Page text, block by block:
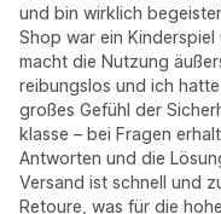
und bin wirklich
Shop war ein
macht die Nutzung
reibungslos und ich
großes Gefühl der
klasse – bei Fragen
Antworten und die
Versand ist schnell und
Retoure, was für die